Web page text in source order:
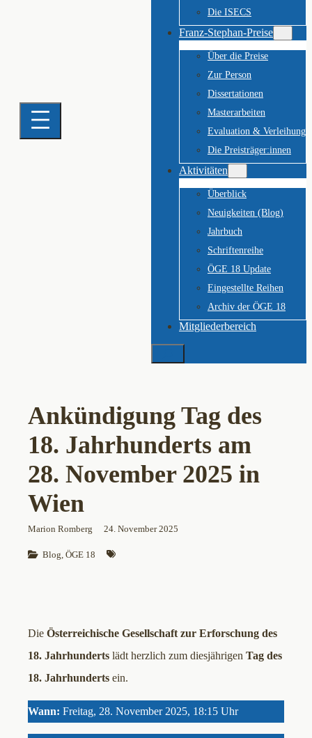
Die ISECS
Franz-Stephan-Preise
Über die Preise
Zur Person
Dissertationen
Masterarbeiten
Evaluation & Verleihung
Die Preisträger:innen
Aktivitäten
Überblick
Neuigkeiten (Blog)
Jahrbuch
Schriftenreihe
ÖGE 18 Update
Eingestellte Reihen
Archiv der ÖGE 18
Mitgliederbereich
Suchen
Ankündigung Tag des
18. Jahrhunderts am
28. November 2025 in
Wien
Marion Romberg 24. November 2025
Blog, ÖGE 18
Die Österreichische Gesellschaft zur Erforschung des
18. Jahrhunderts lädt herzlich zum diesjährigen Tag des
18. Jahrhunderts ein.
Wann: Freitag, 28. November 2025, 18:15 Uhr